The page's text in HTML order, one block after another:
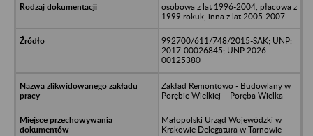
osobowa z lat 1996-2004, płacowa z
1999 rokuk, inna z lat 2005-2007
992700/611/748/2015-SAK; UNP:
2017-00026845; UNP 2026-
00125380
Zakład Remontowo - Budowlany w
Porębie Wielkiej – Poręba Wielka
Małopolski Urząd Wojewódzki w
Krakowie Delegatura w Tarnowie